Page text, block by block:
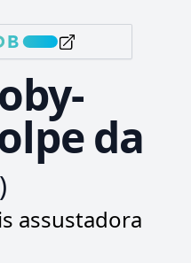
da
assustadora